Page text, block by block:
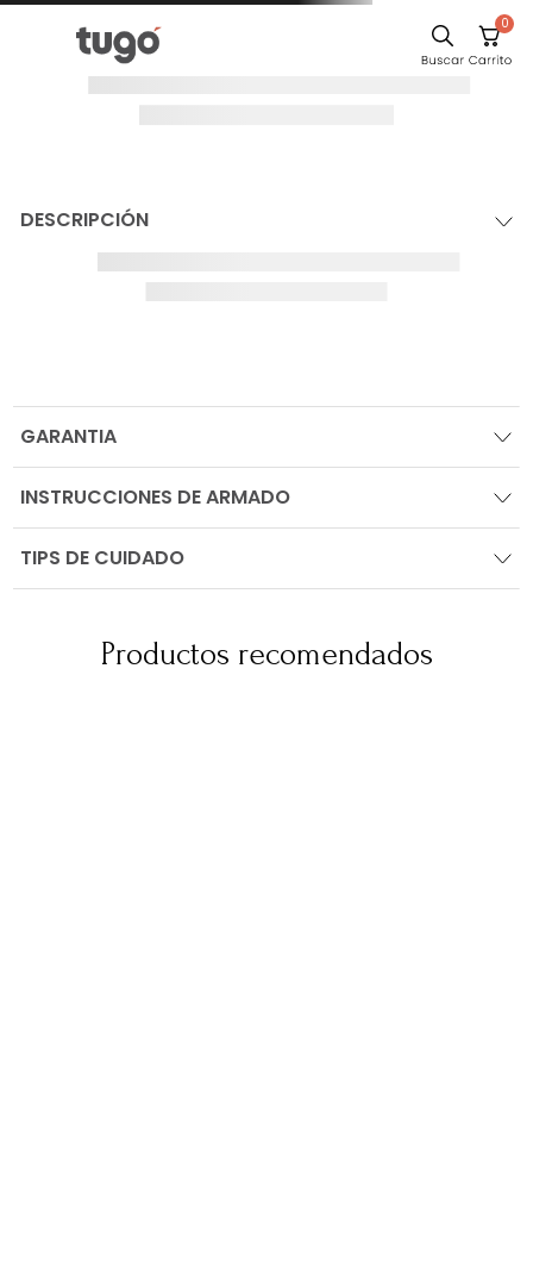
0
DESCRIPCIÓN
GARANTIA
INSTRUCCIONES DE ARMADO
TIPS DE CUIDADO
Productos recomendados